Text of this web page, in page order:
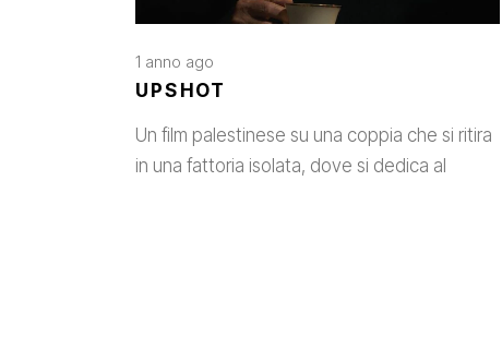
1 anno ago
UPSHOT
Un film palestinese su una coppia che si ritira
in una fattoria isolata, dove si dedica al